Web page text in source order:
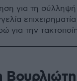
για τη
για την